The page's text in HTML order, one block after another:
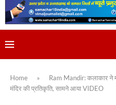
Home »
Ram Mandir: कलाकार ने
मंदिर की प्रतिकृति, सामने आया VIDEO